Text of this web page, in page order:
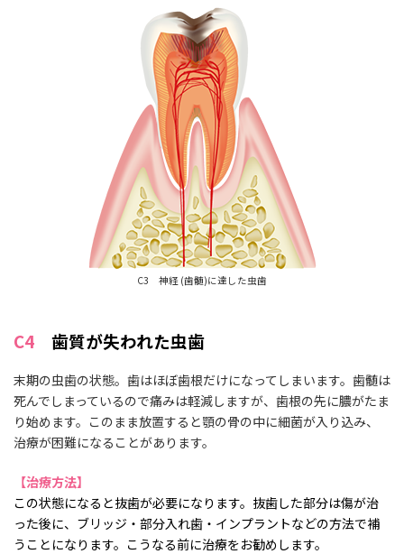
C3 神経 (歯髄)に達した虫歯
C4 歯質が失われた虫歯
末期の虫歯の状態。歯はほぼ歯根だけになってしまいます。歯髄は
死んでしまっているので痛みは軽減しますが、歯根の先に膿がたま
り始めます。このまま放置すると顎の骨の中に細菌が入り込み、
治療が困難になることがあります。
【治療方法】
この状態になると抜歯が必要になります。抜歯した部分は傷が治
った後に、ブリッジ・部分入れ歯・インプラントなどの方法で補
うことになります。こうなる前に治療をお勧めします。